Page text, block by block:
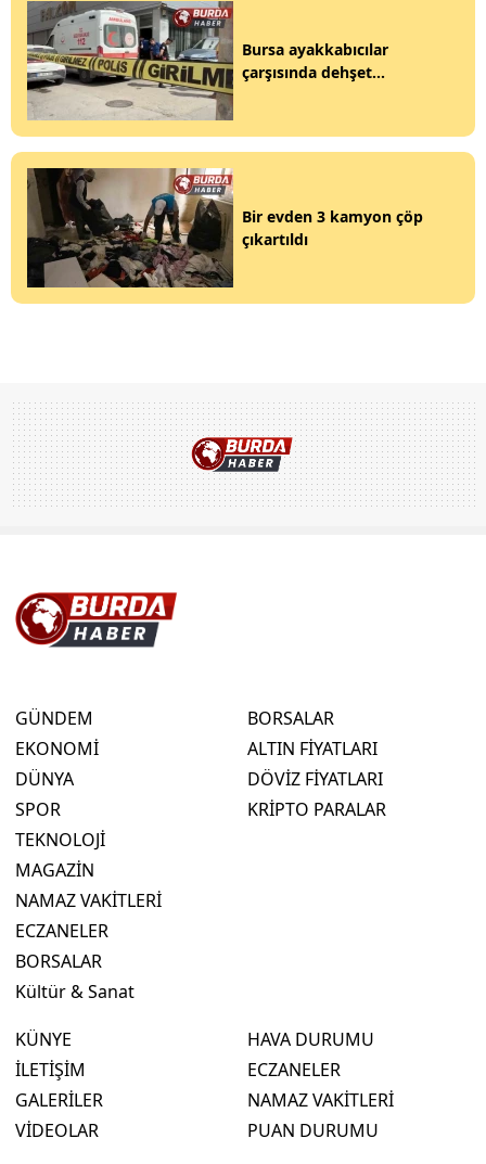
Bursa ayakkabıcılar
çarşısında dehşet...
Bir evden 3 kamyon çöp
çıkartıldı
GÜNDEM
EKONOMİ
DÜNYA
SPOR
TEKNOLOJİ
MAGAZİN
NAMAZ VAKİTLERİ
ECZANELER
BORSALAR
Kültür & Sanat
BORSALAR
ALTIN FİYATLARI
DÖVİZ FİYATLARI
KRİPTO PARALAR
KÜNYE
İLETİŞİM
GALERİLER
VİDEOLAR
HAVA DURUMU
ECZANELER
NAMAZ VAKİTLERİ
PUAN DURUMU